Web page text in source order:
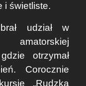
i świetliste.
udział w
amatorskiej
otrzymał
Corocznie
„Rudzka